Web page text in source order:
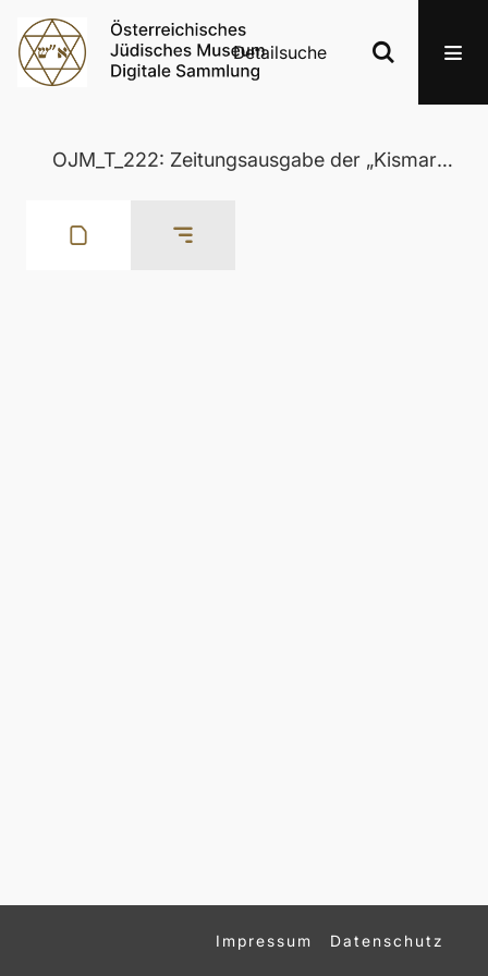
Detailsuche
OJM_T_222: Zeitungsausgabe der „Kismartoner Zeitung. Vormals Eisenstädter Zeitung. Organ für politische, soziale und wirtschaftliche Interessen“ aus dem 26. August 1906
Impressum Datenschutz